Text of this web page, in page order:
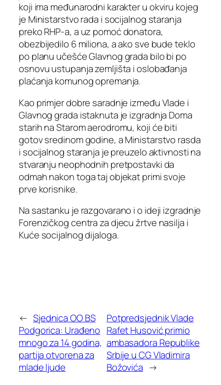
koji ima međunarodni karakter u okviru kojeg
je Ministarstvo rada i socijalnog staranja
preko RHP-a, a uz pomoć donatora,
obezbijedilo 6 miliona, a ako sve bude teklo
po planu učešće Glavnog grada bilo bi po
osnovu ustupanja zemljišta i oslobađanja
plaćanja komunog opremanja.
Kao primjer dobre saradnje između Vlade i
Glavnog grada istaknuta je izgradnja Doma
starih na Starom aerodromu, koji će biti
gotov sredinom godine, a Ministarstvo rasda
i socijalnog staranja je preuzelo aktivnosti na
stvaranju neophodnih pretpostavki da
odmah nakon toga taj objekat primi svoje
prve korisnike.
Na sastanku je razgovarano i o ideji izgradnje
Forenzičkog centra za djecu žrtve nasilja i
Kuće socijalnog dijaloga.
← Sjednica OO BS
Podgorica: Urađeno
mnogo za 14 godina,
partija otvorena za
mlade ljude
Potpredsjednik Vlade
Rafet Husović primio
ambasadora Republike
Srbije u CG Vladimira
Božovića →